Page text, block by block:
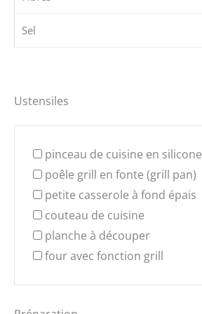
Sel
Ustensiles
pinceau de cuisine en silicone
poêle grill en fonte (grill pan)
petite casserole à fond épais
couteau de cuisine
planche à découper
four avec fonction grill